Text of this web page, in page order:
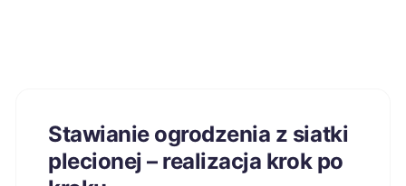
Stawianie ogrodzenia z siatki
plecionej – realizacja krok po